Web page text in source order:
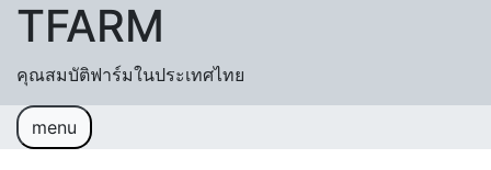
Skip to content
TFARM
คุณสมบัติฟาร์มในประเทศไทย
menu